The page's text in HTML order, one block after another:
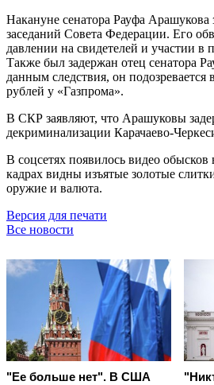
Накануне сенатора Рауфа Арашукова
заседаний Совета Федерации. Его
давлении на свидетелей и участии в
Также был задержан отец сенатора
данным следствия, он
рублей у «Газпрома».
В СКР заявляют, что Арашуковы
декриминализации Карачаево-
В соцсетях появилось видео обысков
кадрах видны изъятые золотые
оружие и валюта.
Версия для печати
Все новости
"Ее больше нет". В США